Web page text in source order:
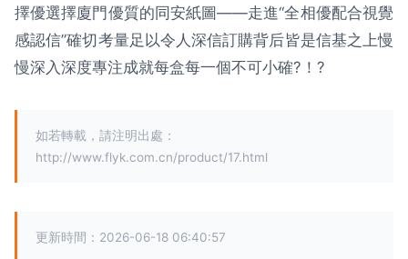
擇優選擇廈門優質的同安紙圖——走進“全相優配合視覺
感認信”確切考量足以令人深信訂購背后皆是信基之上慢
慢深入深度專注成就每盒每一個不可小確?！?
如若轉載，請注明出處：
http://www.flyk.com.cn/product/17.html
更新時間：2026-06-18 06:40:57